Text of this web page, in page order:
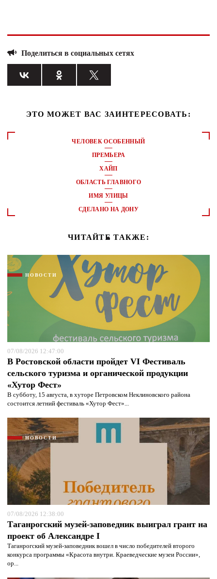
Поделиться в социальных сетях
ЭТО МОЖЕТ ВАС ЗАИНТЕРЕСОВАТЬ:
ЧЕЛОВЕК ОСОБЕННЫЙ
ПРЕМЬЕРА
ХАЙП
ОБЛАСТЬ ГЛАВНОГО
ИМЯ УЛИЦЫ
СДЕЛАНО НА ДОНУ
ЧИТАЙТЕ ТАКЖЕ:
НОВОСТИ
07/08/2026 12:47:00
В Ростовской области пройдет VI Фестиваль
сельского туризма и органической продукции
«Хутор Фест»
В субботу, 15 августа, в хуторе Петровском Неклиновского района
состоится летний фестиваль «Хутор Фест»...
НОВОСТИ
07/08/2026 12:38:00
Таганрогский музей-заповедник выиграл грант на
проект об Александре I
Таганрогский музей-заповедник вошел в число победителей второго
конкурса программы «Красота внутри. Краеведческие музеи России»,
ор...